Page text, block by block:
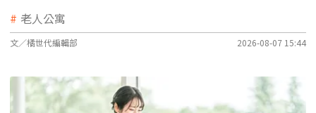
老人公寓
文／橘世代編輯部 2026-08-07 15:44